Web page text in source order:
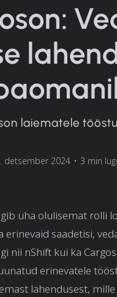
laiematele
detsember 2024 • 3 min
üha olulisemat rolli
erinevaid saadetisi,
nii nShift kui ka
erinevatele
lahendusest,